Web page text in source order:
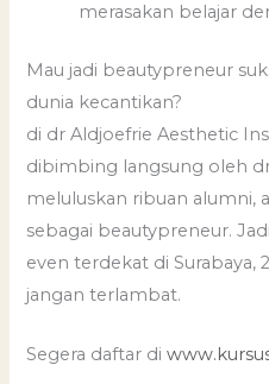
merasakan belajar
Mau jadi beautypreneur
dunia kecantikan?
di dr Aldjoefrie Aesthetic
dibimbing langsung oleh
meluluskan ribuan alumni,
sebagai beautypreneur.
even terdekat di Surabaya,
jangan terlambat.
Segera daftar di